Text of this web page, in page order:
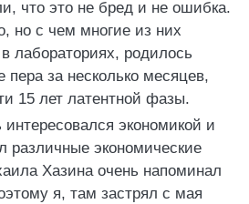
что это не бред и не ошибка.
но с чем многие из них
лабораториях, родилось
пера за несколько месяцев,
15 лет латентной фазы.
экономикой и
различные экономические
Хазина очень напоминал
я, там застрял с мая